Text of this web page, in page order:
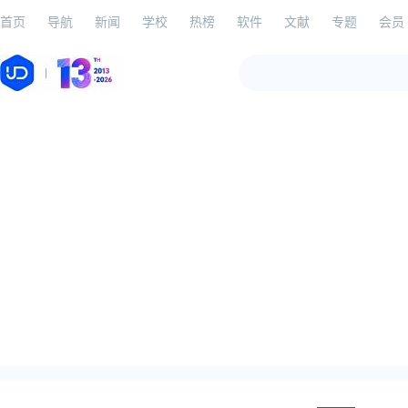
首页 导航 新闻 学校 热榜 软件 文献 专题 会员